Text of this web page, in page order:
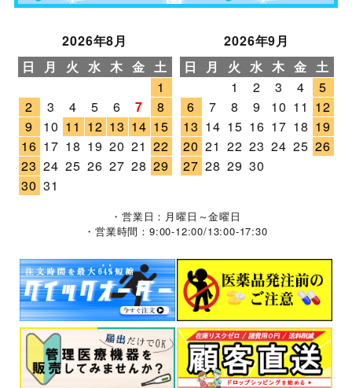
2026年8月
日
月 火 水 木 金 土
1
2
3 4 5 6 7
8
9
10 11 12 13 14 15
16 17 18 19 20 21 22
23 24 25 26 27 28 29
30 31
2026年9月
日
月 火 水 木 金 土
1
2 3 4
5
6
7 8 9 10 11 12
13 14 15 16 17 18 19
20 21 22 23 24 25 26
27 28 29 30
・営業日：月曜日～金曜日
・営業時間：9:00-12:00/13:00-17:30